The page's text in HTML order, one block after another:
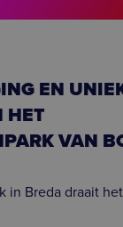
EN
HET
VAN
in Breda draait